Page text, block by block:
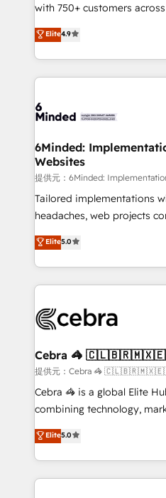
smarter with AI and
with 750+ customers
healthcare, real estate, and
150+ HubSpot-certified
solutions to complex GTM
Our Expertise 🔹 Onboarding & Implementation:
tailored to your GTM motion. 🔹
from other CRMs to
downtime. 🔹 RevOps Strategy: Align teams,
processes, and data to
Integrations: Connect
for better adoption. 🔹 Custom Solutions: Build
SOC 2 Type II and ISO
our commitment to data
Elite4.9
6Minded:
Websites
提供元：6Minded:
Tailored implementations
headaches, web projects
house team of certified
developers, designers, and
aspects of your HubSpot. ✨ 400+ global clients ✨
100+ seamless migrations
implementations, and
CS: 245% organic growth &
full-funnel HubSpot project
boost with a new HubSpot site Recognized
🏆 HubSpot Platform
Inbound Campaign of the
Award for Best Website 🌟
Elite5.0
Cebra 🦓
提供元：Cebra 🦓
Cebra 🦓 is a global Elite
combining technology,
expertise across Latin
Europe, with teams across
we combine local insight
help businesses grow
Elite5.0